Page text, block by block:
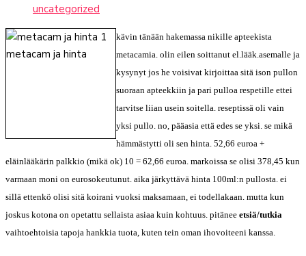
uncategorized
kävin tänään hakemassa nikille apteekista
metacamia. olin eilen soittanut el.lääk.asemalle ja
kysynyt jos he voisivat kirjoittaa sitä ison pullon
suoraan apteekkiin ja pari pulloa respetille ettei
tarvitse liian usein soitella. reseptissä oli vain
yksi pullo. no, pääasia että edes se yksi. se mikä
hämmästytti oli sen hinta. 52,66 euroa +
eläinlääkärin palkkio (mikä ok) 10 = 62,66 euroa. markoissa se olisi 378,45 kun
varmaan moni on eurosokeutunut. aika järkyttävä hinta 100ml:n pullosta. ei
sillä ettenkö olisi sitä koirani vuoksi maksamaan, ei todellakaan. mutta kun
joskus kotona on opetattu sellaista asiaa kuin kohtuus. pitänee etsiä/tutkia
vaihtoehtoisia tapoja hankkia tuota, kuten tein oman ihovoiteeni kanssa.